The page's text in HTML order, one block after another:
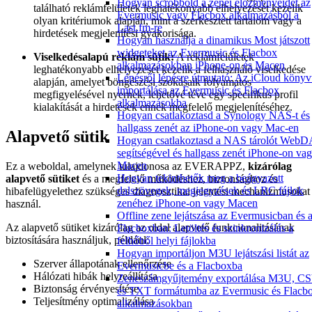
Hogyan scrobbold a zenei előzményeidet az
Evermusic vagy Flacbox alkalmazásból a
Last.fm-re
Hogyan használja a dinamikus Most játszott
widgeteket az Evermusic és Flacbox
alkalmazásokban iPhone-on és Macen
Lépésről lépésre útmutató: Az iCloud
importálása az Evermusic és Flacbox
alkalmazásokba
Hogyan csatlakoztasd a Synology NAS-t és
hallgass zenét az iPhone-on vagy Mac-en
Hogyan csatlakoztasd a NAS tárolót
segítségével és hallgass zenét iPhone-on
Macen
Hogyan tekinthetők meg a beágyazott
dalszövegek, megjegyzések és LRC fájlok
zenéhez iPhone-on vagy Macen
Offline zene lejátszása az Evermusicban és a
Flacboxban: Letöltés és szinkronizálás a
felhőből helyi fájlokba
Hogyan importáljon M3U lejátszási listát az
Evermusicbe és a Flacboxba
Zeneszámgyűjtemény exportálása M3U,
és TXT formátumba az Evermusic és
alkalmazásokban
található reklámfelületek leghatékonyabb elhelyezését kezelik
olyan kritériumok alapján, mint a szerkesztett tartalom vagy a
hirdetések megjelenítési gyakorisága.
Viselkedésalapú reklám sütik:A reklámfelületek
leghatékonyabb elhelyezését kezelik a felhasználó viselkedése
alapján, amelyet böngészési szokásaik folyamatos
megfigyelésével nyernek, lehetővé téve egy specifikus profil
kialakítását a hirdetések ennek megfelelő megjelenítéséhez.
Alapvető sütik
Ez a weboldal, amelynek tulajdonosa az EVERAPPZ, kizárólag
alapvető sütiket és a megfelelő működéshez, biztonsághoz és
hibafelügyelethez szükséges diagnosztikai jelentési mechanizmusokat
használ.
Az alapvető sütiket kizárólag az oldal alapvető funkcionalitásának
biztosítására használjuk, például:
Szerver állapotának ellenőrzése
Hálózati hibák helyreállítása
Biztonság érvényesítése
Teljesítmény optimalizálása